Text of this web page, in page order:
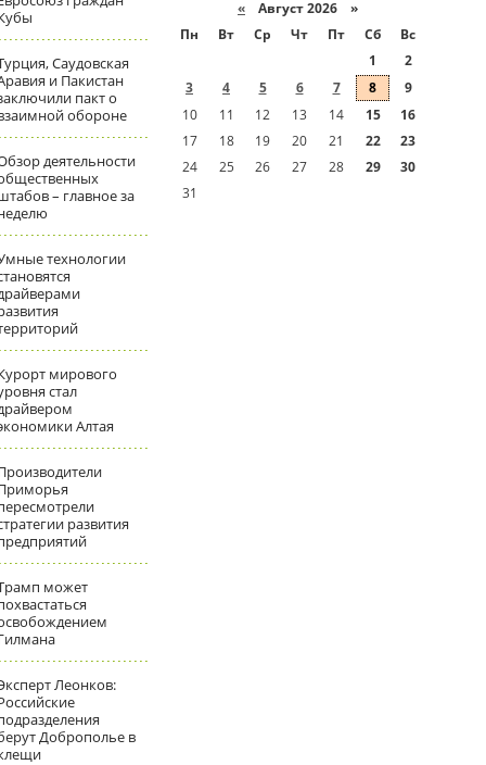
Саудовская
и Пакистан
пакт о
обороне
деятельности
– главное за
технологии
мирового
стал
Алтая
развития
может
Леонков:
Доброполье в
« Август 2026 »
Пн
Вт Ср Чт Пт Сб
Вс
1
2
3
4 5 6 7 8
9
10
11 12 13 14 15
16
17
18 19 20 21 22
23
24
25 26 27 28 29
30
31